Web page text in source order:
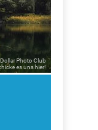
Photo Club
es uns hier!